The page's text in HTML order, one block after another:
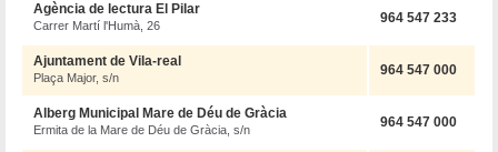
Agència de lectura El Pilar
Carrer Martí l'Humà, 26 964 547 233
Ajuntament de Vila-real
Plaça Major, s/n 964 547 000
Alberg Municipal Mare de Déu de Gràcia
Ermita de la Mare de Déu de Gràcia, s/n 964 547 000